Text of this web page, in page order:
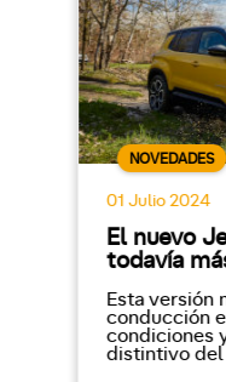
NOVEDADES
01 Julio 2024
El nuevo
todavía
Esta versión
conducción
condiciones
distintivo del